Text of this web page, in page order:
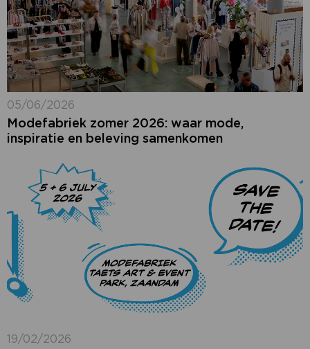
05/06/2026
Modefabriek zomer 2026: waar mode,
inspiratie en beleving samenkomen
19/02/2026